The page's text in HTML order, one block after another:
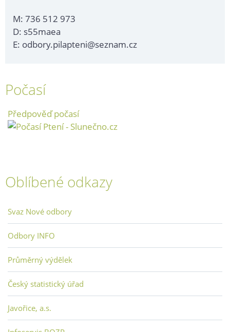
M: 736 512 973
D: s55maea
E: odbory.pilapteni@seznam.cz
Počasí
Předpověď počasí
Oblíbené odkazy
Svaz Nové odbory
Odbory INFO
Průměrný výdělek
Český statistický úřad
Javořice, a.s.